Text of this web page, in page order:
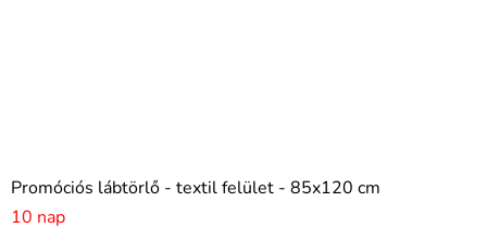
Promóciós lábtörlő - textil felület - 85x120 cm
10 nap